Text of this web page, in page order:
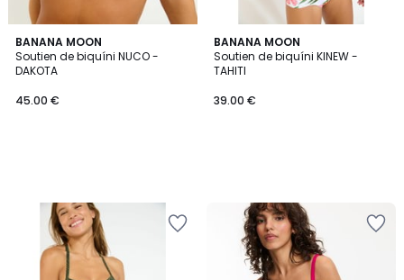
BANANA MOON
Soutien de biquíni NUCO -
DAKOTA
45.00 €
BANANA MOON
Soutien de biquíni KINEW -
TAHITI
39.00 €